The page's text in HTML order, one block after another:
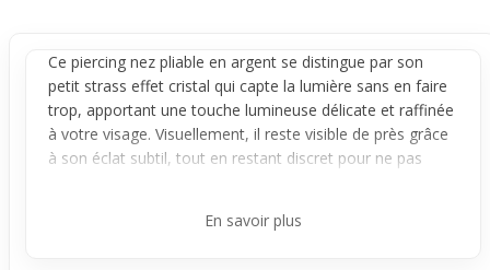
Ce piercing nez pliable en argent se distingue par son
petit strass effet cristal qui capte la lumière sans en faire
trop, apportant une touche lumineuse délicate et raffinée
à votre visage. Visuellement, il reste visible de près grâce
à son éclat subtil, tout en restant discret pour ne pas
Le bijou se porte facilement grâce à sa tige fine de 0,8
En savoir plus